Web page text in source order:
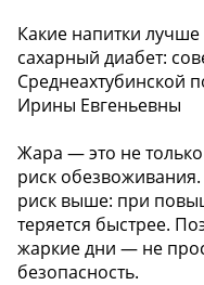
Какие напитки лучше
сахарный диабет:
Среднеахтубинской
Ирины Евгеньевны
Жара — это не
риск
риск выше: при
теряется быстрее.
жаркие дни — не
безопасность.